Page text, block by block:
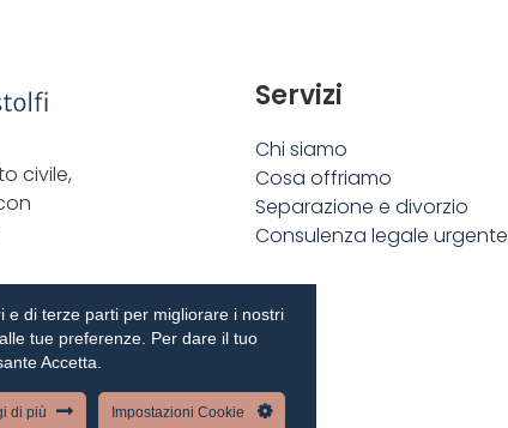
civile,
Servizi
Chi siamo
Cosa offriamo
Separazione e divorzio
Consulenza legale urgente
e di terze parti per migliorare i nostri
tue preferenze. Per dare il tuo
Accetta.
di più Impostazioni Cookie